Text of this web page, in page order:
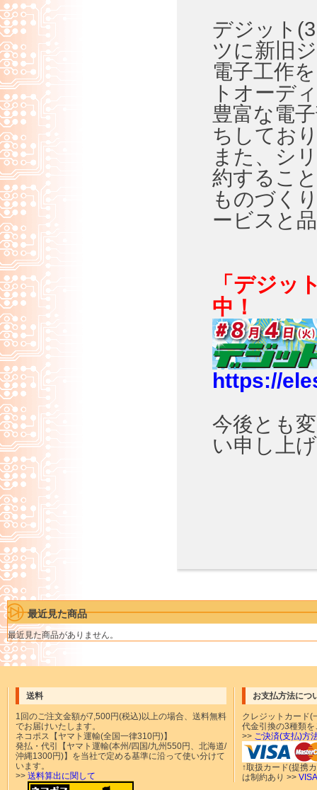
デジット
ツに新旧
電子工作
トオーデ
豊富な電
ちしてお
また、シ
約するこ
ものづく
ービスと
「デジッ
中！
https://
今後とも
い申し上
最近見た商品
最近見た商品がありません。
送料
1回のご注文金額が7,500円(税込)以上の場合、送料無料
でお届けいたします。
ネコポス【ヤマト運輸(全国一律310円)】
発払・代引【ヤマト運輸(本州/四国/九州550円、北海道/
沖縄1300円)】を当社で定める基準に沿って使い分けて
います。
>> 送料算出に関して
お支払方法につ
クレジットカード(
代金引換の3種類
>> ご決済(支払)方
↑取扱カード(提携
は制約あり >>